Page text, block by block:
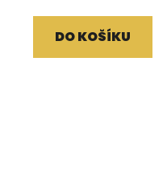
DO KOŠÍKU